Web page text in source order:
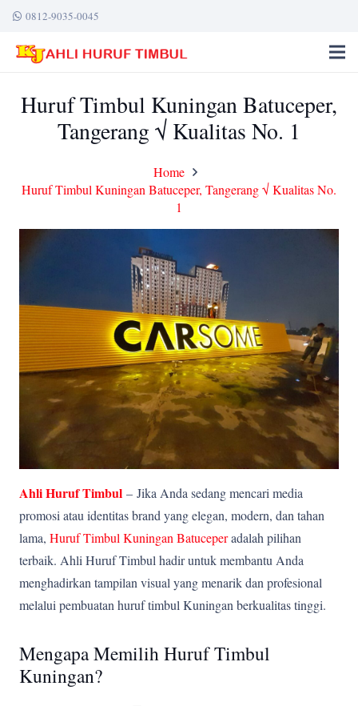
0812-9035-0045
Huruf Timbul Kuningan Batuceper,
Tangerang √ Kualitas No. 1
Home
Huruf Timbul Kuningan Batuceper, Tangerang √ Kualitas No.
1
Ahli Huruf Timbul – Jika Anda sedang mencari media
promosi atau identitas brand yang elegan, modern, dan tahan
lama, Huruf Timbul Kuningan Batuceperadalah pilihan
terbaik. Ahli Huruf Timbul hadir untuk membantu Anda
menghadirkan tampilan visual yang menarik dan profesional
melalui pembuatan huruf timbul Kuningan berkualitas tinggi.
Mengapa Memilih Huruf Timbul
Kuningan?